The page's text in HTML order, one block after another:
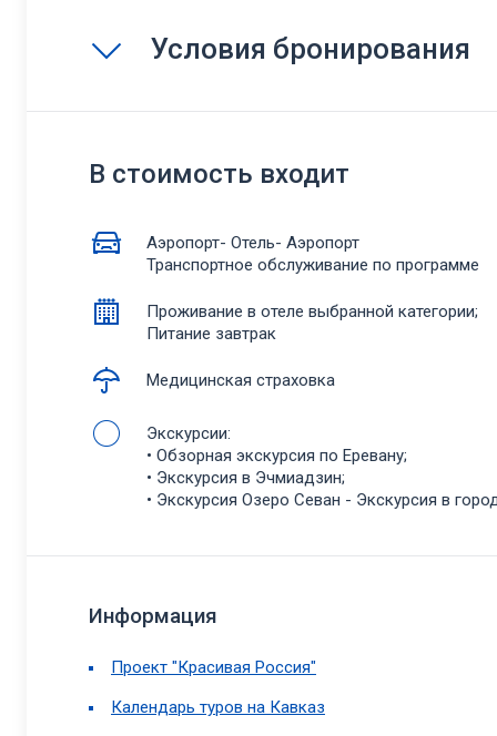
Условия бронирования
В стоимость входит
Аэропорт- Отель- Аэропорт
Транспортное обслуживание по программе
Проживание в отеле выбранной категории;
Питание завтрак
Медицинская страховка
Экскурсии:
• Обзорная экскурсия по Еревану;
• Экскурсия в Эчмиадзин;
• Экскурсия Озеро Севан - Экскурсия в
Информация
Проект "Красивая Россия"
Календарь туров на Кавказ